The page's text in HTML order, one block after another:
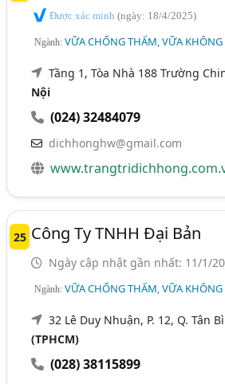
Được xác minh(ngày: 18/4/2025)
Ngành:VỮA CHỐNG THẤM, VỮA KHÔNG
Tầng 1, Tòa Nhà 188 Trường
Nội
(024) 32484079
dichhonghw@gmail.com
25 Công Ty TNHH Đại Bản
Ngày cập nhật gần nhất: 11/1/
Ngành:VỮA CHỐNG THẤM, VỮA KHÔNG
32 Lê Duy Nhuận, P. 12, Q. Tân
(TPHCM)
(028) 38115899